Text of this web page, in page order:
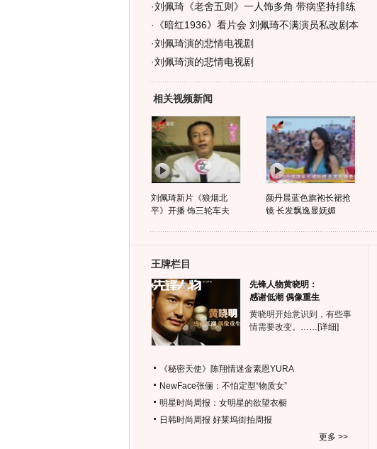
·刘佩琦《老舍五则》一人饰多角 带病坚持排练
· 《暗红1936》看片会 刘佩琦不满演员私改剧本
·刘佩琦演的悲情电视剧
·刘佩琦演的悲情电视剧
相关视频新闻
刘佩琦新片《狼烟北
平》开播 饰三轮车夫
颜丹晨蓝色旗袍长裙抢
镜 长发飘逸显妩媚
王牌栏目
先锋人物黄晓明：
感谢低潮 偶像重生
黄晓明开始意识到，有些事
情需要改变。…… [详细]
《秘密天使》陈翔情迷金素恩YURA
NewFace张俪：不怕定型“物质女”
明星时尚周报：女明星的欲望衣橱
日韩时尚周报 好莱坞街拍周报
更多 >>